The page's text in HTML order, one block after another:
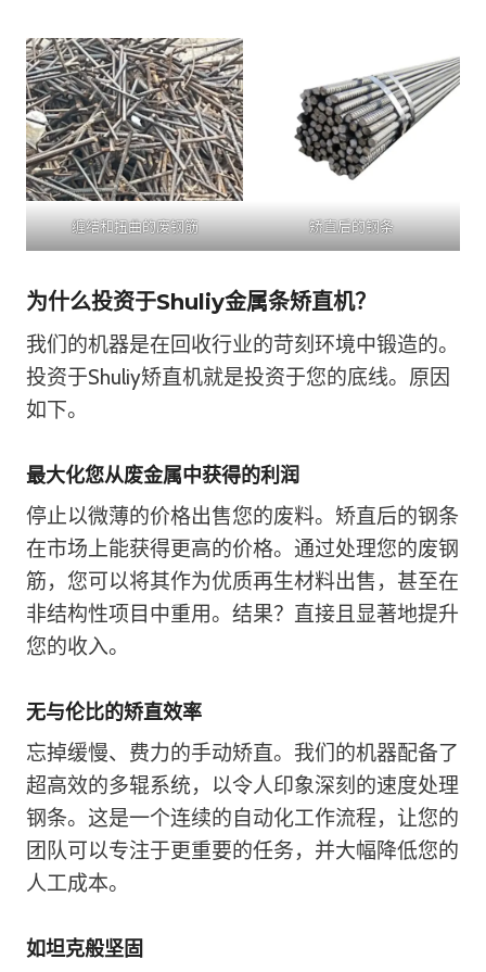
缠结和扭曲的废钢筋 矫直后的钢条
为什么投资于Shuliy金属条矫直机？
我们的机器是在回收行业的苛刻环境中锻造的。
投资于Shuliy矫直机就是投资于您的底线。原因
如下。
最大化您从废金属中获得的利润
停止以微薄的价格出售您的废料。矫直后的钢条
在市场上能获得更高的价格。通过处理您的废钢
筋，您可以将其作为优质再生材料出售，甚至在
非结构性项目中重用。结果？直接且显著地提升
您的收入。
无与伦比的矫直效率
忘掉缓慢、费力的手动矫直。我们的机器配备了
超高效的多辊系统，以令人印象深刻的速度处理
钢条。这是一个连续的自动化工作流程，让您的
团队可以专注于更重要的任务，并大幅降低您的
人工成本。
如坦克般坚固